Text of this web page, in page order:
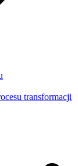
transformacji